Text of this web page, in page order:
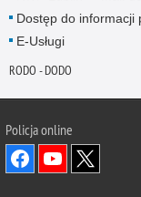
Dostęp do informacji
E-Usługi
RODO - DODO
Policja online